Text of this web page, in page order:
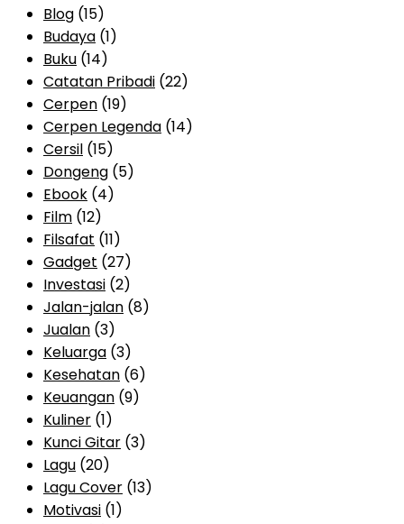
Blog (15)
Budaya (1)
Buku (14)
Catatan Pribadi (22)
Cerpen (19)
Cerpen Legenda (14)
Cersil (15)
Dongeng (5)
Ebook (4)
Film (12)
Filsafat (11)
Gadget (27)
Investasi (2)
Jalan-jalan (8)
Jualan (3)
Keluarga (3)
Kesehatan (6)
Keuangan (9)
Kuliner (1)
Kunci Gitar (3)
Lagu (20)
Lagu Cover (13)
Motivasi (1)